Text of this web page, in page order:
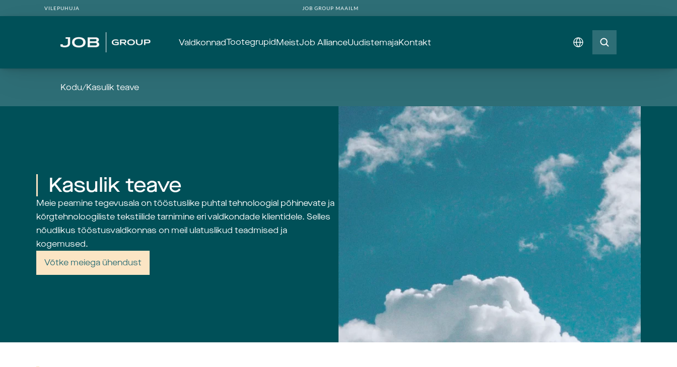
VILEPUHUJA JOB GROUP MAAILM
ValdkonnadTootegrupidMeistJob AllianceUudistemajaKontakt
Select Language
Kodu/Kasulik teave
Kasulik teave
Meie peamine tegevusala on tööstuslike puhtal tehnoloogial põhinevate ja
kõrgtehnoloogiliste tekstiilide tarnimine eri valdkondade klientidele. Selles
nõudlikus tööstusvaldkonnas on meil ulatuslikud teadmised ja
kogemused.
Võtke meiega ühendust